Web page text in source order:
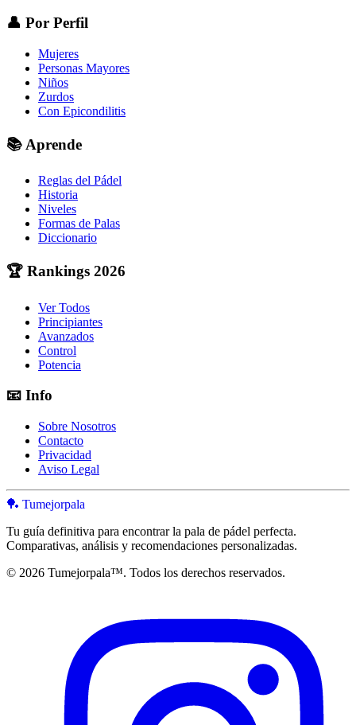
👤 Por Perfil
Mujeres
Personas Mayores
Niños
Zurdos
Con Epicondilitis
📚 Aprende
Reglas del Pádel
Historia
Niveles
Formas de Palas
Diccionario
🏆 Rankings 2026
Ver Todos
Principiantes
Avanzados
Control
Potencia
📧 Info
Sobre Nosotros
Contacto
Privacidad
Aviso Legal
🏓 Tumejorpala
Tu guía definitiva para encontrar la pala de pádel perfecta.
Comparativas, análisis y recomendaciones personalizadas.
© 2026 Tumejorpala™. Todos los derechos reservados.